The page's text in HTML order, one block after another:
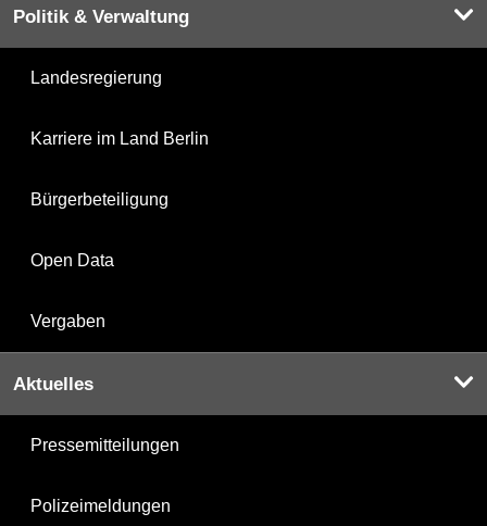
Politik & Verwaltung
Landesregierung
Karriere im Land Berlin
Bürgerbeteiligung
Open Data
Vergaben
Aktuelles
Pressemitteilungen
Polizeimeldungen